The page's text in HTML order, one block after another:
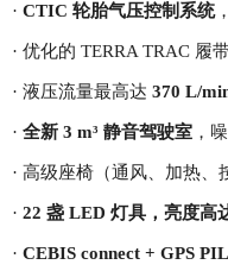
· CTIC 轮胎气压控制系统
· 优化的 TERRA TRAC 履
· 液压流量最高达 370 L/
· 全新 3 m³ 静音驾驶室 ，
· 高级座椅（通风、加热、
· 22 盏 LED 灯具，亮度高
· CEBIS connect + GPS